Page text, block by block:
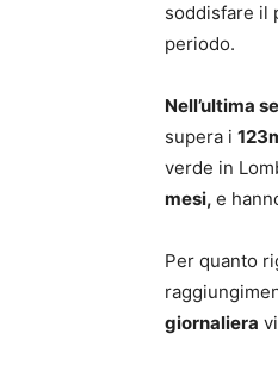
soddisfare il
periodo.
Nell’ultima
supera i
verde in
mesi, e
Per quanto
giornaliera